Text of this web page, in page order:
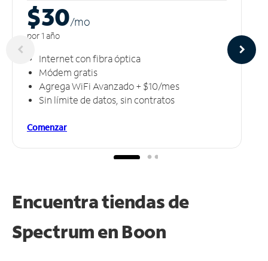
$30/mo
por 1 año
Internet con fibra óptica
Módem gratis
Agrega WiFi Avanzado + $10/mes
Sin límite de datos, sin contratos
Comenzar
Encuentra tiendas de
Spectrum en Boon